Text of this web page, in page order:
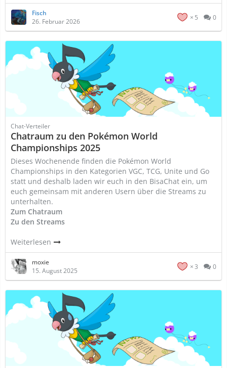
Fisch
26. Februar 2026
5 0
Chat-Verteiler
Chatraum zu den Pokémon World
Championships 2025
Dieses Wochenende finden die Pokémon World
Championships in den Kategorien VGC, TCG, Unite und Go
statt und deshalb laden wir euch in den BisaChat ein, um
euch gemeinsam mit anderen Usern über die Streams zu
unterhalten.
Zum Chatraum
Zu den Streams
Weiterlesen
moxie
15. August 2025
3 0